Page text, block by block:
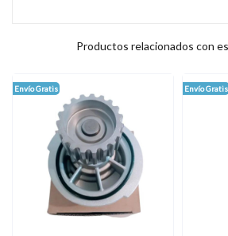
Productos relacionados con
Envío Gratis Envío Gratis